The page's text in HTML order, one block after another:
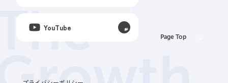
YouTube
Page Top